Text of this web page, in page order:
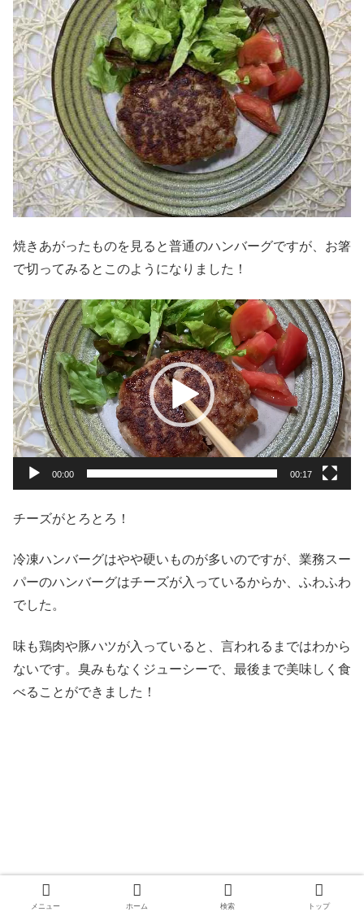
焼きあがったものを見ると普通のハンバーグですが、お箸
で切ってみるとこのようになりました！
動
画
プ
レ
ー
ヤ
ー
00:00 00:17
チーズがとろとろ！
冷凍ハンバーグはやや硬いものが多いのですが、業務スー
パーのハンバーグはチーズが入っているからか、ふわふわ
でした。
味も鶏肉や豚ハツが入っていると、言われるまではわから
ないです。臭みもなくジューシーで、最後まで美味しく食
べることができました！
メニュー ホーム 検索 トップ